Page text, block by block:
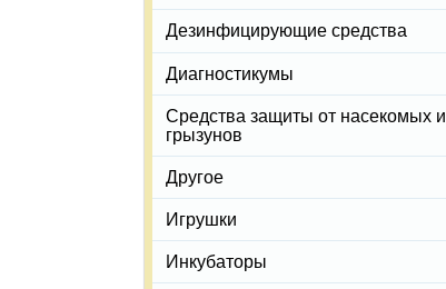
Дезинфицирующие средства
Диагностикумы
Средства защиты от насекомых и
грызунов
Другое
Игрушки
Инкубаторы